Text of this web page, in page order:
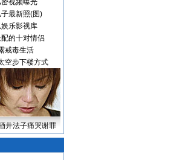
视频曝光
最新照(图)
乐影视库
的十对情侣
戒毒生活
空步下楼方式
井法子痛哭谢罪